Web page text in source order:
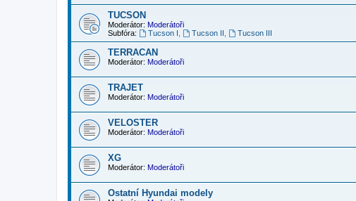
TUCSON
Moderátor: Moderátoři
Subfóra:
Tucson I Tucson II Tucson III
TERRACAN
Moderátor: Moderátoři
TRAJET
Moderátor: Moderátoři
VELOSTER
Moderátor: Moderátoři
XG
Moderátor: Moderátoři
Ostatní Hyundai modely